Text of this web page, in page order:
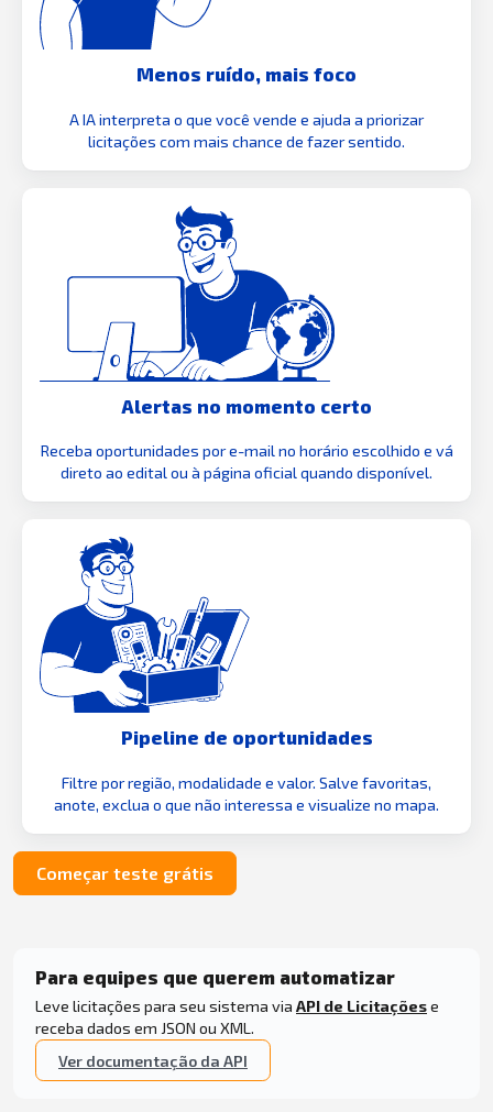
Menos ruído, mais foco
A IA interpreta o que você vende e ajuda a priorizar
licitações com mais chance de fazer sentido.
Alertas no momento certo
Receba oportunidades por e-mail no horário escolhido e vá
direto ao edital ou à página oficial quando disponível.
Pipeline de oportunidades
Filtre por região, modalidade e valor. Salve favoritas,
anote, exclua o que não interessa e visualize no mapa.
Começar teste grátis
Para equipes que querem automatizar
Leve licitações para seu sistema via API de Licitaçõese
receba dados em JSON ou XML.
Ver documentação da API